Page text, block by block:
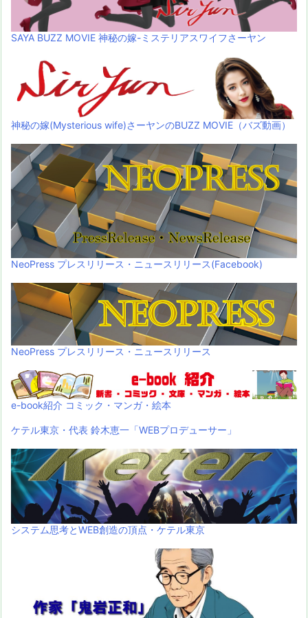
SAYA BUZZ MOVIE 神秘の嫁-ミステリアスワイフさーヤン
神秘の嫁(Mysterious wife)さーヤンのBUZZ MOVIE（バズ動画）
NeoPress プレスリリース・ニュースリリース(Facebook)
NeoPress プレスリリース・ニュースリリース
e-book紹介 コミック・マンガ・絵本
ケテル東京・代表 鈴木恵一「WEBプロデューサー」
システム思考とWEB創造の頂点・ケテル東京